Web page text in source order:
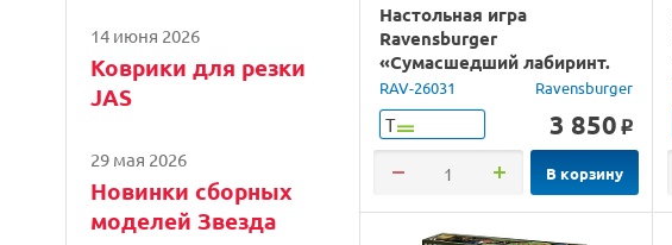
14 июня 2026
Коврики для резки
JAS
29 мая 2026
Новинки сборных
моделей Звезда
Настольная игра
Ravensburger
«Сумасшедший лабиринт.
Гарри Поттер»
RAV-26031 Ravensburger
Т 3 850 o
В корзину